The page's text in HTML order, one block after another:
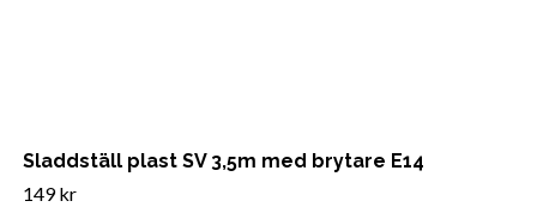
Sladdställ plast SV 3,5m med brytare E14
149 kr